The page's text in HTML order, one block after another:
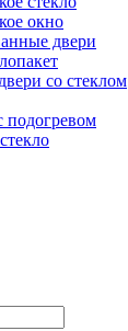
окно
двери
со стеклом
подогревом